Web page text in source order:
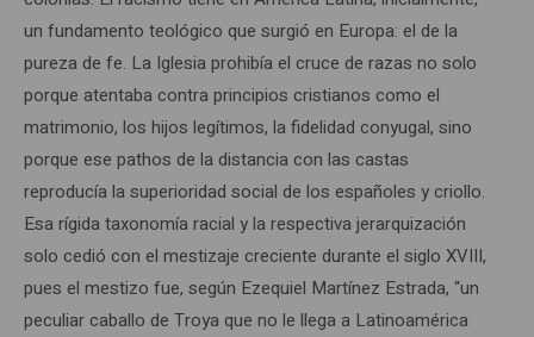
un fundamento teológico que surgió en Europa: el de la
pureza de fe. La Iglesia prohibía el cruce de razas no solo
porque atentaba contra principios cristianos como el
matrimonio, los hijos legítimos, la fidelidad conyugal, sino
porque ese pathos de la distancia con las castas
reproducía la superioridad social de los españoles y criollo.
Esa rígida taxonomía racial y la respectiva jerarquización
solo cedió con el mestizaje creciente durante el siglo XVIII,
pues el mestizo fue, según Ezequiel Martínez Estrada, “un
peculiar caballo de Troya que no le llega a Latinoamérica